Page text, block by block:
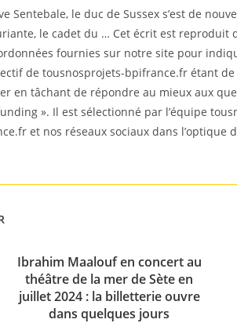
Sentebale, le duc de Sussex s’est de
le cadet du … Cet écrit est
fournies sur notre site pour
de tousnosprojets-bpifrance.fr étant
en tâchant de répondre au mieux aux
». Il est sélectionné par l’équipe
et nos réseaux sociaux dans l’optique
Ibrahim Maalouf en concert au
théâtre de la mer de Sète en
juillet 2024 : la billetterie ouvre
dans quelques jours